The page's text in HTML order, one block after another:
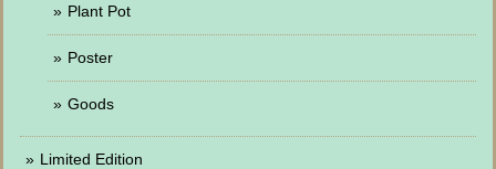
Plant Pot
Poster
Goods
Limited Edition